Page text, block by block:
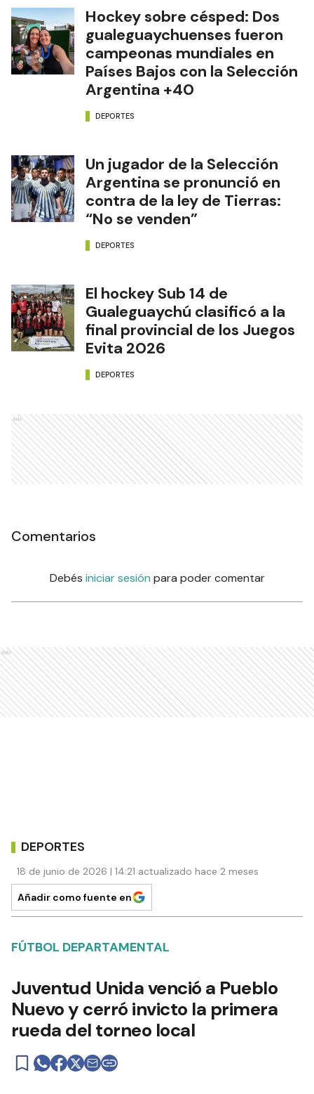
Hockey sobre césped: Dos
gualeguaychuenses fueron
campeonas mundiales en
Países Bajos con la Selección
Argentina +40
DEPORTES
Un jugador de la Selección
Argentina se pronunció en
contra de la ley de Tierras:
“No se venden”
DEPORTES
El hockey Sub 14 de
Gualeguaychú clasificó a la
final provincial de los Juegos
Evita 2026
DEPORTES
Ads
Comentarios
Debés iniciar sesión para poder comentar
Ads
DEPORTES
18 de junio de 2026 | 14:21 actualizado hace 2 meses
Añadir como fuente en
FÚTBOL DEPARTAMENTAL
Juventud Unida venció a Pueblo
Nuevo y cerró invicto la primera
rueda del torneo local